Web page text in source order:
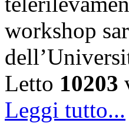
workshop
Letto 10203
Leggi tutto...